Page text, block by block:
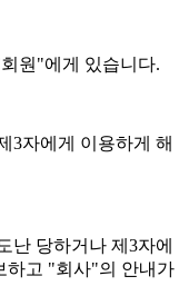
원"에게 있습니다.
자에게 이용하게 해
당하거나 제3자에
하고 "회사"의 안내가